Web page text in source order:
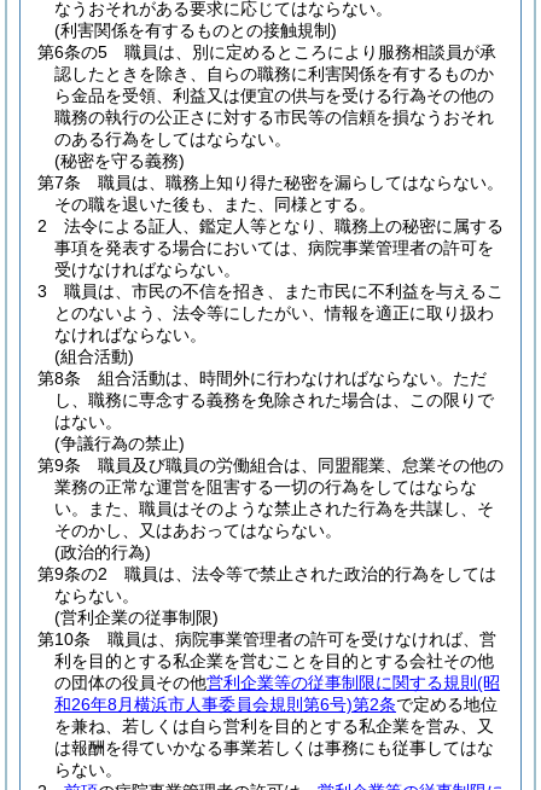
なうおそれがある要求に応じてはならない。
(利害関係を有するものとの接触規制)
第6条の5
職員は、別に定めるところにより服務相談員が承
認したときを除き、自らの職務に利害関係を有するものか
ら金品を受領、利益又は便宜の供与を受ける行為その他の
職務の執行の公正さに対する市民等の信頼を損なうおそれ
のある行為をしてはならない。
(秘密を守る義務)
第7条
職員は、職務上知り得た秘密を漏らしてはならない。
その職を退いた後も、また、同様とする。
2
法令による証人、鑑定人等となり、職務上の秘密に属する
事項を発表する場合においては、病院事業管理者の許可を
受けなければならない。
3
職員は、市民の不信を招き、また市民に不利益を与えるこ
とのないよう、法令等にしたがい、情報を適正に取り扱わ
なければならない。
(組合活動)
第8条
組合活動は、時間外に行わなければならない。 ただ
し、職務に専念する義務を免除された場合は、この限りで
はない。
(争議行為の禁止)
第9条
職員及び職員の労働組合は、同盟罷業、怠業その他の
業務の正常な運営を阻害する一切の行為をしてはならな
い。
また、職員はそのような禁止された行為を共謀し、そ
そのかし、又はあおってはならない。
(政治的行為)
第9条の2
職員は、法令等で禁止された政治的行為をしては
ならない。
(営利企業の従事制限)
第10条
職員は、病院事業管理者の許可を受けなければ、営
利を目的とする私企業を営むことを目的とする会社その他
の団体の役員その他営利企業等の従事制限に関する規則 (昭
和26年8月横浜市人事委員会規則第6号)第2条で定める地位
を兼ね、若しくは自ら営利を目的とする私企業を営み、又
は報酬を得ていかなる事業若しくは事務にも従事してはな
らない。